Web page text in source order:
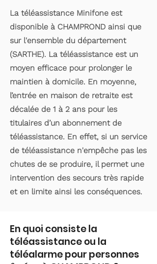
La téléassistance Minifone est
disponible à CHAMPROND ainsi que
sur l'ensemble du département
(SARTHE). La téléassistance est un
moyen efficace pour prolonger le
maintien à domicile. En moyenne,
l’entrée en maison de retraite est
décalée de 1 à 2 ans pour les
titulaires d’un abonnement de
téléassistance. En effet, si un service
de téléassistance n'empêche pas les
chutes de se produire, il permet une
intervention des secours très rapide
et en limite ainsi les conséquences.
En quoi consiste la
téléassistance ou la
téléalarme pour personnes